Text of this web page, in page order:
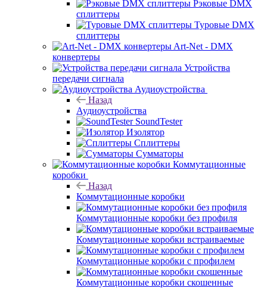
Рэковые DMX
сплиттеры
Туровые DMX
сплиттеры
Art-Net - DMX
конвертеры
Устройства
передачи сигнала
Аудиоустройства
Назад
Аудиоустройства
SoundTester
Изолятор
Сплиттеры
Сумматоры
Коммутационные
коробки
Назад
Коммутационные коробки
Коммутационные коробки без профиля
Коммутационные коробки встраиваемые
Коммутационные коробки с профилем
Коммутационные коробки скошенные